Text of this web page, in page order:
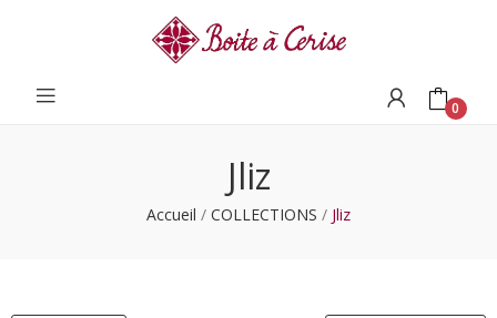
0
Jliz
Accueil COLLECTIONS Jliz